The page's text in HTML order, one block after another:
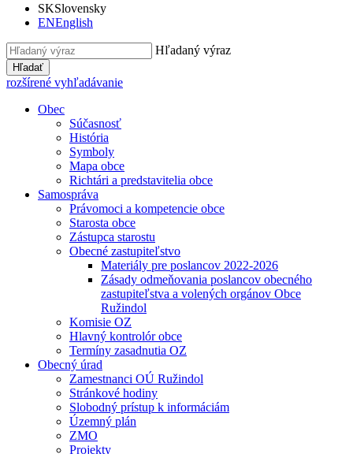
SKSlovensky
ENEnglish
Hľadaný výraz
Hľadať
rozšírené vyhľadávanie
Obec
Súčasnosť
História
Symboly
Mapa obce
Richtári a predstavitelia obce
Samospráva
Právomoci a kompetencie obce
Starosta obce
Zástupca starostu
Obecné zastupiteľstvo
Materiály pre poslancov 2022-2026
Zásady odmeňovania poslancov obecného
zastupiteľstva a volených orgánov Obce
Ružindol
Komisie OZ
Hlavný kontrolór obce
Termíny zasadnutia OZ
Obecný úrad
Zamestnanci OÚ Ružindol
Stránkové hodiny
Slobodný prístup k informáciám
Územný plán
ZMO
Projekty